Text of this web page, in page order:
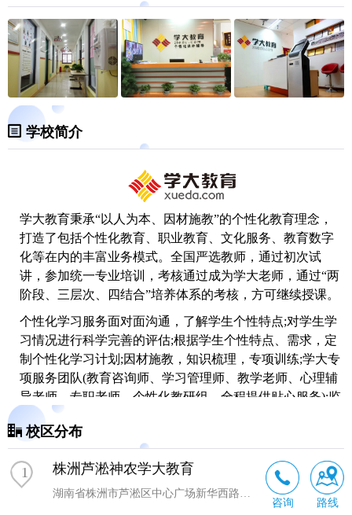
学校简介
学大教育秉承“以人为本、因材施教”的个性化教育理念，
打造了包括个性化教育、职业教育、文化服务、教育数字
化等在内的丰富业务模式。全国严选教师，通过初次试
讲，参加统一专业培训，考核通过成为学大老师，通过“两
阶段、三层次、四结合”培养体系的考核，方可继续授课。
个性化学习服务面对面沟通，了解学生个性特点;对学生学
习情况进行科学完善的评估;根据学生个性特点、需求，定
制个性化学习计划;因材施教，知识梳理，专项训练;学大专
项服务团队(教育咨询师、学习管理师、教学老师、心理辅
导老师、专职老师、个性化教研组、全程提供贴心服务);监
督指导，及时反馈、修订学习方案。
校区分布
1 株洲芦淞神农学大教育
咨询 路线